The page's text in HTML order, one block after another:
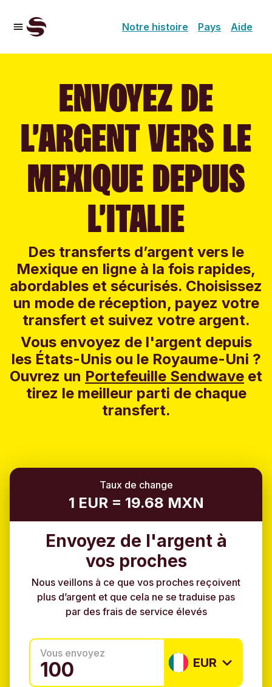
Notre histoire Pays Aide
ENVOYEZ DE
L’ARGENT VERS LE
MEXIQUE DEPUIS
L’ITALIE
Des transferts d’argent vers le
Mexique en ligne à la fois rapides,
abordables et sécurisés. Choisissez
un mode de réception, payez votre
transfert et suivez votre argent.
Vous envoyez de l'argent depuis
les États-Unis ou le Royaume-Uni ?
Ouvrez un Portefeuille Sendwave et
tirez le meilleur parti de chaque
transfert.
Taux de change
1 EUR = 19.68 MXN
Envoyez de l'argent à
vos proches
Nous veillons à ce que vos proches reçoivent
plus d’argent et que cela ne se traduise pas
par des frais de service élevés
Vous envoyez
EUR